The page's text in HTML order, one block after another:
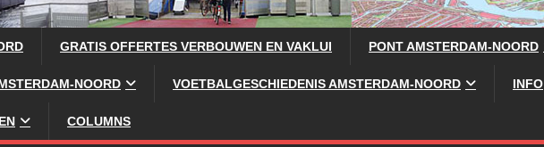
GRATIS OFFERTES VERBOUWEN EN VAKLUI PONT AMSTERDAM-NOORD
NOORD VOETBALGESCHIEDENIS AMSTERDAM-NOORD INFO
COLUMNS